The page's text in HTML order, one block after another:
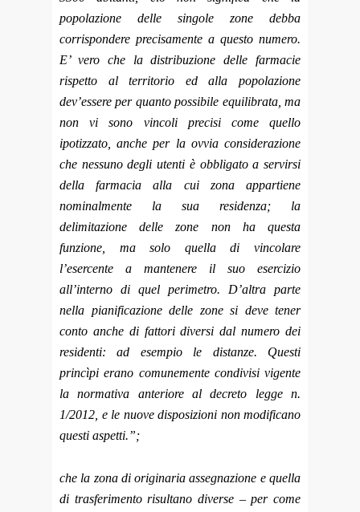
popolazione delle singole zone debba
corrispondere precisamente a questo numero.
E’ vero che la distribuzione delle farmacie
rispetto al territorio ed alla popolazione
dev’essere per quanto possibile equilibrata, ma
non vi sono vincoli precisi come quello
ipotizzato, anche per la ovvia considerazione
che nessuno degli utenti è obbligato a servirsi
della farmacia alla cui zona appartiene
nominalmente la sua residenza; la
delimitazione delle zone non ha questa
funzione, ma solo quella di vincolare
l’esercente a mantenere il suo esercizio
all’interno di quel perimetro. D’altra parte
nella pianificazione delle zone si deve tener
conto anche di fattori diversi dal numero dei
residenti: ad esempio le distanze. Questi
princìpi erano comunemente condivisi vigente
la normativa anteriore al decreto legge n.
1/2012, e le nuove disposizioni non modificano
questi aspetti.”;
che la zona di originaria assegnazione e quella
di trasferimento risultano diverse – per come